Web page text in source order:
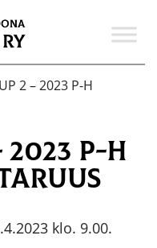
2 – 2023 P-H
2023 P-H
klo. 9.00.